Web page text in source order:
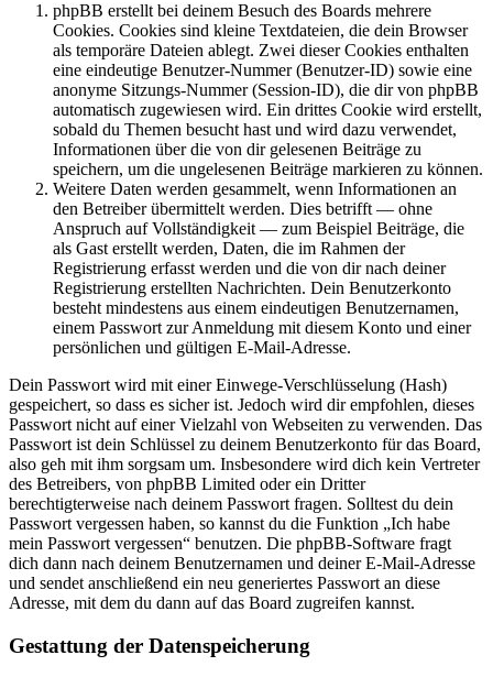
phpBB erstellt bei deinem Besuch des Boards mehrere
Cookies. Cookies sind kleine Textdateien, die dein Browser
als temporäre Dateien ablegt. Zwei dieser Cookies enthalten
eine eindeutige Benutzer-Nummer (Benutzer-ID) sowie eine
anonyme Sitzungs-Nummer (Session-ID), die dir von phpBB
automatisch zugewiesen wird. Ein drittes Cookie wird erstellt,
sobald du Themen besucht hast und wird dazu verwendet,
Informationen über die von dir gelesenen Beiträge zu
speichern, um die ungelesenen Beiträge markieren zu können.
Weitere Daten werden gesammelt, wenn Informationen an
den Betreiber übermittelt werden. Dies betrifft — ohne
Anspruch auf Vollständigkeit — zum Beispiel Beiträge, die
als Gast erstellt werden, Daten, die im Rahmen der
Registrierung erfasst werden und die von dir nach deiner
Registrierung erstellten Nachrichten. Dein Benutzerkonto
besteht mindestens aus einem eindeutigen Benutzernamen,
einem Passwort zur Anmeldung mit diesem Konto und einer
persönlichen und gültigen E-Mail-Adresse.
Dein Passwort wird mit einer Einwege-Verschlüsselung (Hash)
gespeichert, so dass es sicher ist. Jedoch wird dir empfohlen, dieses
Passwort nicht auf einer Vielzahl von Webseiten zu verwenden. Das
Passwort ist dein Schlüssel zu deinem Benutzerkonto für das Board,
also geh mit ihm sorgsam um. Insbesondere wird dich kein Vertreter
des Betreibers, von phpBB Limited oder ein Dritter
berechtigterweise nach deinem Passwort fragen. Solltest du dein
Passwort vergessen haben, so kannst du die Funktion „Ich habe
mein Passwort vergessen“ benutzen. Die phpBB-Software fragt
dich dann nach deinem Benutzernamen und deiner E-Mail-Adresse
und sendet anschließend ein neu generiertes Passwort an diese
Adresse, mit dem du dann auf das Board zugreifen kannst.
Gestattung der Datenspeicherung